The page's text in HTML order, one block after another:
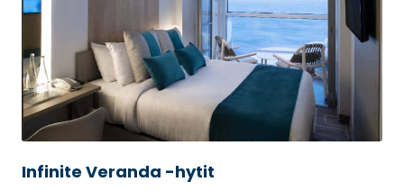
Infinite Veranda -hytit